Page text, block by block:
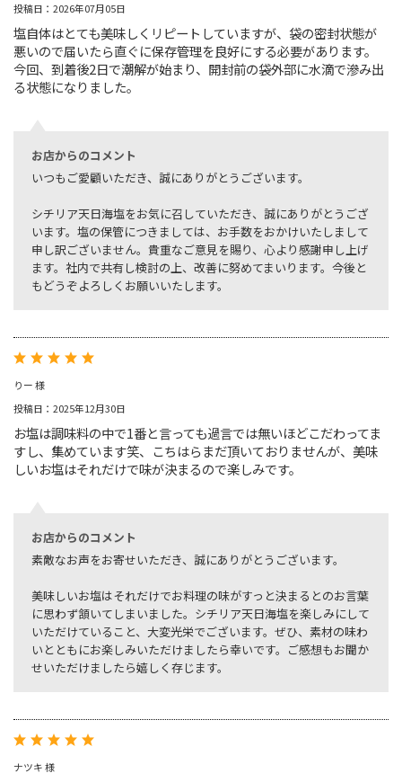
投稿日：2026年07月05日
塩自体はとても美味しくリピートしていますが、袋の密封状態が
悪いので届いたら直ぐに保存管理を良好にする必要があります。
今回、到着後2日で潮解が始まり、開封前の袋外部に水滴で滲み出
る状態になりました。
お店からのコメント
いつもご愛顧いただき、誠にありがとうございます。
シチリア天日海塩をお気に召していただき、誠にありがとうござ
います。塩の保管につきましては、お手数をおかけいたしまして
申し訳ございません。貴重なご意見を賜り、心より感謝申し上げ
ます。社内で共有し検討の上、改善に努めてまいります。今後と
もどうぞよろしくお願いいたします。
りー 様
投稿日：2025年12月30日
お塩は調味料の中で1番と言っても過言では無いほどこだわってま
すし、集めています笑、こちはらまだ頂いておりませんが、美味
しいお塩はそれだけで味が決まるので楽しみです。
お店からのコメント
素敵なお声をお寄せいただき、誠にありがとうございます。
美味しいお塩はそれだけでお料理の味がすっと決まるとのお言葉
に思わず頷いてしまいました。シチリア天日海塩を楽しみにして
いただけていること、大変光栄でございます。ぜひ、素材の味わ
いとともにお楽しみいただけましたら幸いです。ご感想もお聞か
せいただけましたら嬉しく存じます。
ナツキ 様